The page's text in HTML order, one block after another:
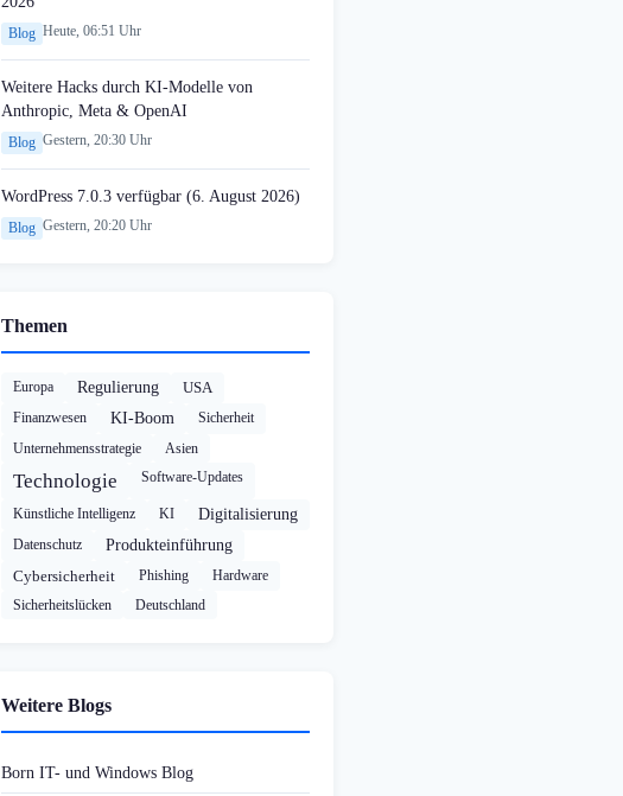
Blog Heute, 06:51 Uhr
Weitere Hacks durch KI-Modelle von
Anthropic, Meta & OpenAI
Blog Gestern, 20:30 Uhr
WordPress 7.0.3 verfügbar (6. August 2026)
Blog Gestern, 20:20 Uhr
Themen
Europa Regulierung USA
Finanzwesen KI-Boom
Sicherheit
Unternehmensstrategie
Asien
Technologie Software-Updates
Künstliche Intelligenz KI Digitalisierung
Datenschutz
Produkteinführung
Cybersicherheit
Phishing
Hardware
Sicherheitslücken
Deutschland
Weitere Blogs
Born IT- und Windows Blog